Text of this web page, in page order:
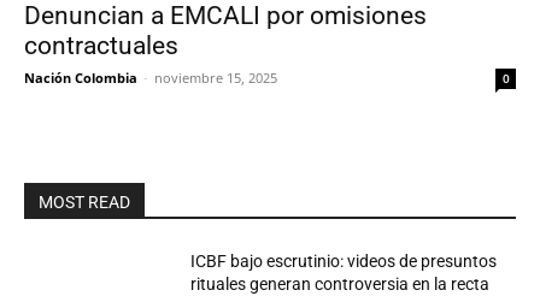
Denuncian a EMCALI por omisiones
contractuales
Nación Colombia - noviembre 15, 2025 0
MOST READ
ICBF bajo escrutinio: videos de presuntos
rituales generan controversia en la recta